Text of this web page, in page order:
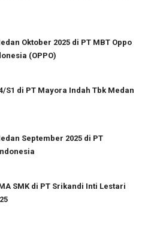
Oktober 2025 di PT MBT Oppo
(OPPO)
S1 di PT Mayora Indah Tbk Medan
September 2025 di PT
SMK di PT Srikandi Inti Lestari